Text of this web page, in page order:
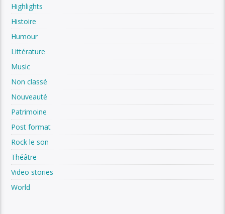
Highlights
Histoire
Humour
Littérature
Music
Non classé
Nouveauté
Patrimoine
Post format
Rock le son
Théâtre
Video stories
World